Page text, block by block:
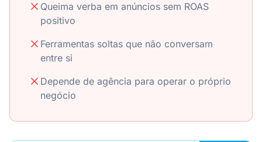
Queima verba em anúncios sem ROAS
positivo
Ferramentas soltas que não conversam
entre si
Depende de agência para operar o próprio
negócio